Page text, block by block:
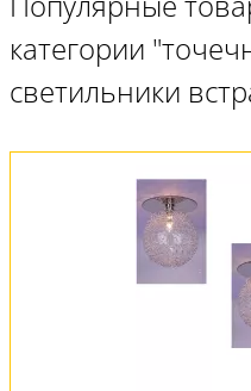
категории
светильники